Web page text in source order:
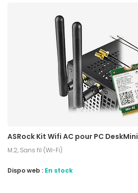
ASRock Kit Wifi AC pour PC DeskMini
M.2, Sans fil (Wi-Fi)
Dispo web : En stock